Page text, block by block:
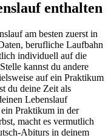
enthalten
am besten zuerst in
berufliche Laufbahn
individuell auf die
kannst du andere
auf ein Praktikum
du deine Zeit als
Lebenslauf
Praktikum in der
macht es vermutlich
Abiturs in deinem